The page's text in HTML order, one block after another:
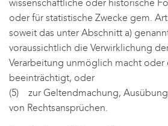
wissenschaftliche oder historische
oder für statistische Zwecke gem.
soweit das unter Abschnitt a)
voraussichtlich die Verwirklichung
Verarbeitung unmöglich macht oder
beeinträchtigt, oder
(5) zur Geltendmachung,
von Rechtsansprüchen.